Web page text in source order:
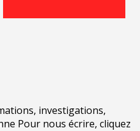
investigations,
Pour nous écrire, cliquez